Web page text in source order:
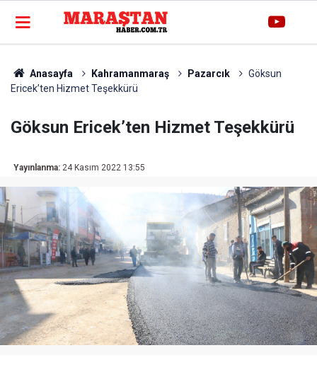
Anasayfa Kahramanmaraş Pazarcık
Göksun
Ericek’ten Hizmet Teşekkürü
Göksun Ericek’ten Hizmet Teşekkürü
Yayınlanma: 24 Kasım 2022 13:55